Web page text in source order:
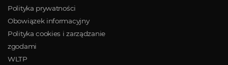
Polityka prywatności
Obowiązek informacyjny
Polityka cookies i zarządzanie
zgodami
WLTP